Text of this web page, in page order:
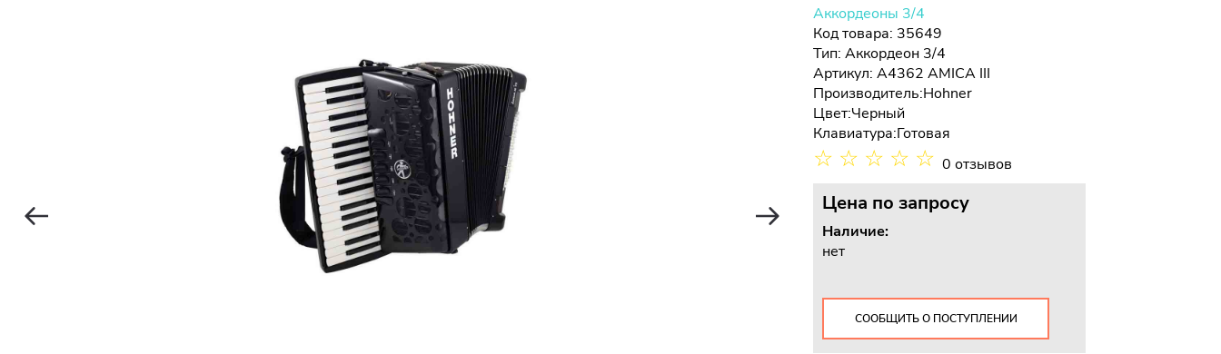
Аккордеоны 3/4
Код товара: 35649
Тип:Аккордеон 3/4
Артикул: A4362 AMICA III
Производитель:Hohner
Цвет:Черный
Клавиатура:Готовая
☆ ☆ ☆ ☆ ☆ 0 отзывов
Цена по запросу
Наличие:
нет
СООБЩИТЬ О ПОСТУПЛЕНИИ